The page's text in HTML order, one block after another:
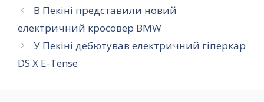
В Пекіні представили новий
електричний кросовер BMW
У Пекіні дебютував електричний гіперкар
DS X E-Tense